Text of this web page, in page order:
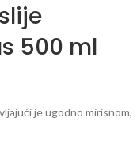
500 ml
je ugodno mirisnom,